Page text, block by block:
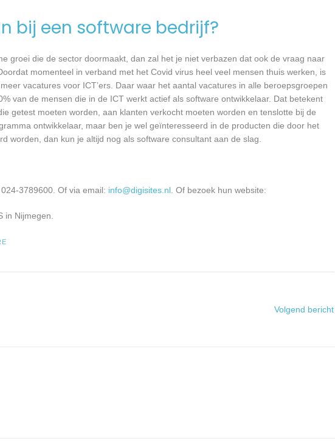
bij een software bedrijf?
groei die de sector doormaakt, dan zal het je niet verbazen dat ook de vraag naar
momenteel in verband met het Covid virus heel veel mensen thuis werken, is
vacatures voor ICT’ers. Daar waar het aantal vacatures in alle beroepsgroepen
van de mensen die in de ICT werkt actief als software ontwikkelaar. Dat betekent
getest moeten worden, aan klanten verkocht moeten worden en tenslotte bij de
ontwikkelaar, maar ben je wel geïnteresseerd in de producten die door het
worden, dan kun je altijd nog als software consultant aan de slag.
3789600. Of via email: info@digisites.nl . Of bezoek hun website:
in Nijmegen.
Volgend bericht